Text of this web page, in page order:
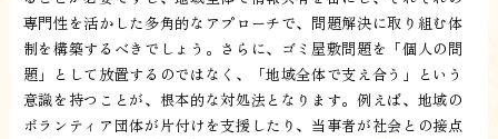
専門性を活かした多角的なアプローチで、問題解決に取り組む体
制を構築するべきでしょう。さらに、ゴミ屋敷問題を「個人の問
題」として放置するのではなく、「地域全体で支え合う」という
意識を持つことが、根本的な対処法となります。例えば、地域の
ボランティア団体が片付けを支援したり、当事者が社会との接点